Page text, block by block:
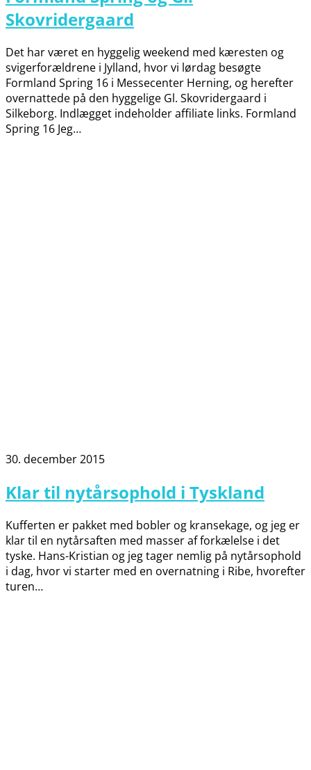
Skovridergaard
Det har været en hyggelig weekend med kæresten og
svigerforældrene i Jylland, hvor vi lørdag besøgte
Formland Spring 16 i Messecenter Herning, og herefter
overnattede på den hyggelige Gl. Skovridergaard i
Silkeborg. Indlægget indeholder affiliate links. Formland
Spring 16 Jeg…
30. december 2015
Klar til nytårsophold i Tyskland
Kufferten er pakket med bobler og kransekage, og jeg er
klar til en nytårsaften med masser af forkælelse i det
tyske. Hans-Kristian og jeg tager nemlig på nytårsophold
i dag, hvor vi starter med en overnatning i Ribe, hvorefter
turen…